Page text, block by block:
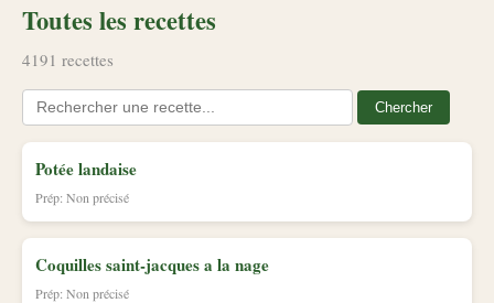
Toutes les recettes
4191 recettes
Chercher
Potée landaise
Prép: Non précisé
Coquilles saint-jacques a la nage
Prép: Non précisé